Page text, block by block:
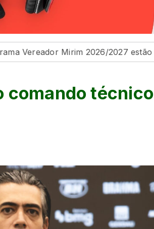
Mirim 2026/2027 estão abertas
comando técnico